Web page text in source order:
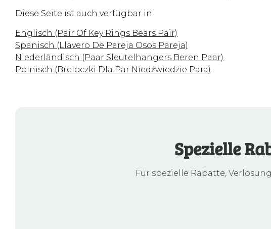
Diese Seite ist auch verfügbar in:
Englisch (Pair Of Key Rings Bears Pair)
Spanisch (Llavero De Pareja Osos Pareja)
Niederländisch (Paar Sleutelhangers Beren Paar)
Polnisch (Breloczki Dla Par Niedźwiedzie Para)
Spezielle
Für spezielle Rabatte,